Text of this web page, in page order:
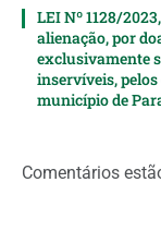
LEI Nº 1128/
alienação, por
exclusivamente
inservíveis,
município de
Comentários